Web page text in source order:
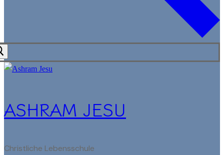
ASHRAM JESU
Christliche Lebensschule